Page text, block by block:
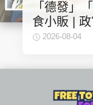
「德發」
食小販 |
2026-08-04